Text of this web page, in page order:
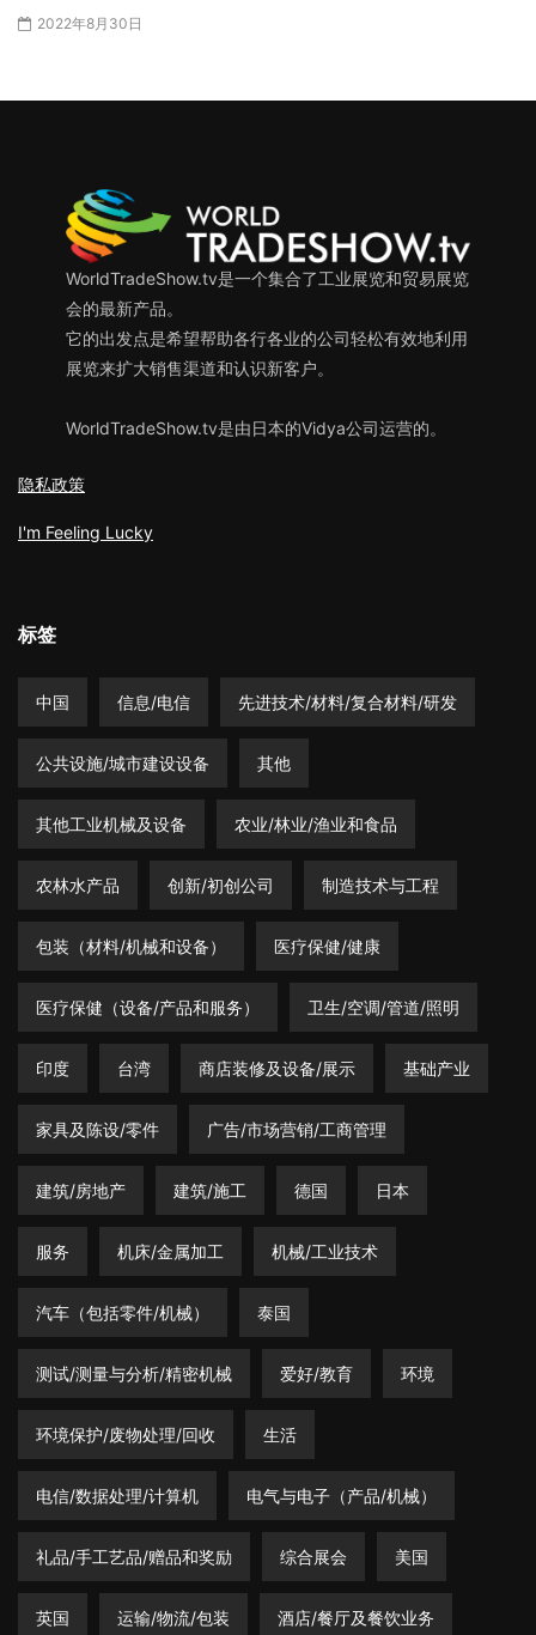
2022年8月30日
WorldTradeShow.tv是一个集合了工业展览和贸易展览
会的最新产品。
它的出发点是希望帮助各行各业的公司轻松有效地利用
展览来扩大销售渠道和认识新客户。
WorldTradeShow.tv是由日本的Vidya公司运营的。
隐私政策
I'm Feeling Lucky
标签
中国 信息/电信 先进技术/材料/复合材料/研发
公共设施/城市建设设备 其他
其他工业机械及设备 农业/林业/渔业和食品
农林水产品 创新/初创公司 制造技术与工程
包装（材料/机械和设备） 医疗保健/健康
医疗保健（设备/产品和服务） 卫生/空调/管道/照明
印度 台湾 商店装修及设备/展示 基础产业
家具及陈设/零件 广告/市场营销/工商管理
建筑/房地产 建筑/施工 德国 日本
服务 机床/金属加工 机械/工业技术
汽车（包括零件/机械） 泰国
测试/测量与分析/精密机械 爱好/教育 环境
环境保护/废物处理/回收 生活
电信/数据处理/计算机 电气与电子（产品/机械）
礼品/手工艺品/赠品和奖励 综合展会 美国
英国 运输/物流/包装 酒店/餐厅及餐饮业务